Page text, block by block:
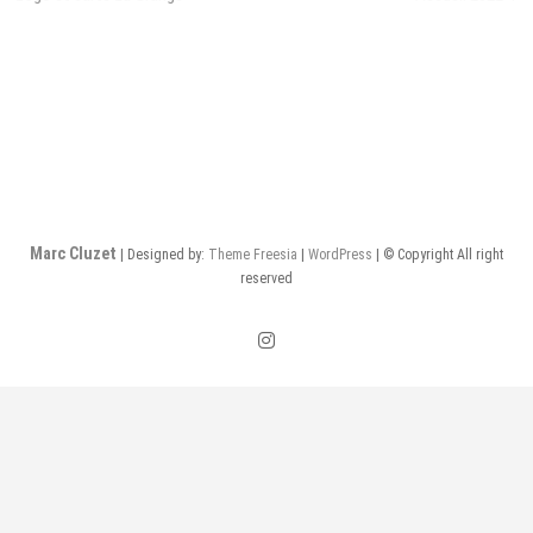
de
Marc Cluzet | Designed by: Theme Freesia WordPress | © Copyright All right
reserved
instagram